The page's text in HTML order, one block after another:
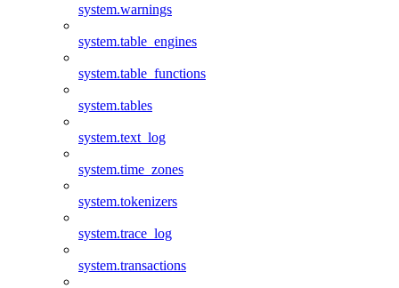
system.warnings
system.table_engines
system.table_functions
system.tables
system.text_log
system.time_zones
system.tokenizers
system.trace_log
system.transactions